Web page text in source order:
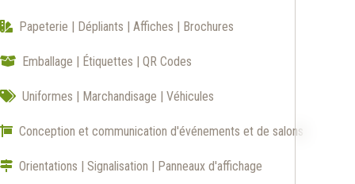
Papeterie | Dépliants | Affiches | Brochures
Emballage | Étiquettes | QR Codes
Uniformes | Marchandisage | Véhicules
Conception et communication d'événements et de salons
Orientations | Signalisation | Panneaux d'affichage